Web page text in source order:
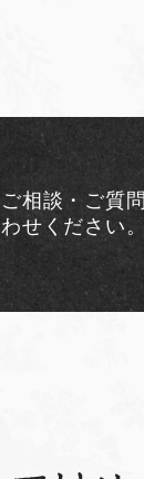
ご相談・ご質
わせください。